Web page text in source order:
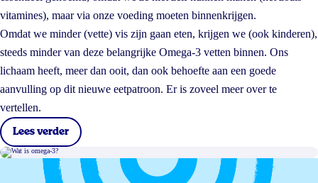
vitamines), maar via onze voeding moeten binnenkrijgen.
Omdat we minder (vette) vis zijn gaan eten, krijgen we (ook kinderen),
steeds minder van deze belangrijke Omega-3 vetten binnen. Ons
lichaam heeft, meer dan ooit, dan ook behoefte aan een goede
aanvulling op dit nieuwe eetpatroon. Er is zoveel meer over te
vertellen.
Lees verder